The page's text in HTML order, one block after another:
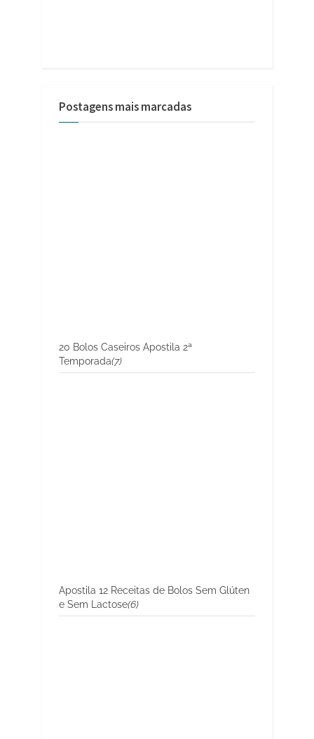
Postagens mais marcadas
20 Bolos Caseiros Apostila 2ª
Temporada(7)
Apostila 12 Receitas de Bolos Sem Glúten
e Sem Lactose(6)